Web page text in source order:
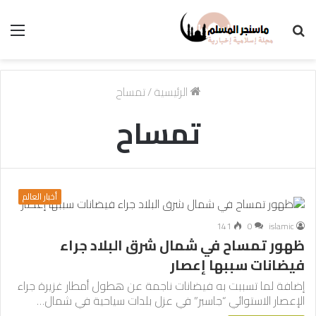
الرئيسية/تمساح
تمساح
أخبار العالم
islamic
0
141
ظهور تمساح في شمال شرق البلاد جراء
فيضانات سببها إعصار
إضافة لما تسببت به فيضانات ناجمة عن هطول أمطار غزيرة جراء
الإعصار الاستوائي “جاسبر” في عزل بلدات سياحية في شمال…